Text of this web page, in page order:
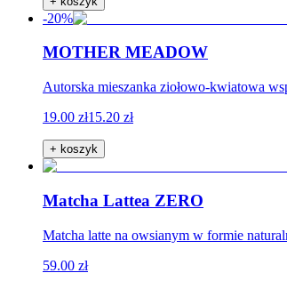
-20%
MOTHER MEADOW
Autorska mieszanka ziołowo-kwiatowa
19.00 zł15.20 zł
+ koszyk
Matcha Lattea ZERO
Matcha latte na owsianym w formie
59.00 zł